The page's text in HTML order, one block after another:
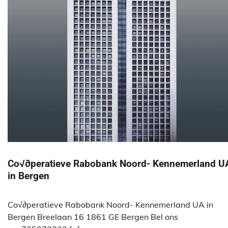
Co√∂peratieve Rabobank Noord- Kennemerland
in Bergen
Co√∂peratieve Rabobank Noord- Kennemerland UA in
Bergen Breelaan 16 1861 GE Bergen Bel ons